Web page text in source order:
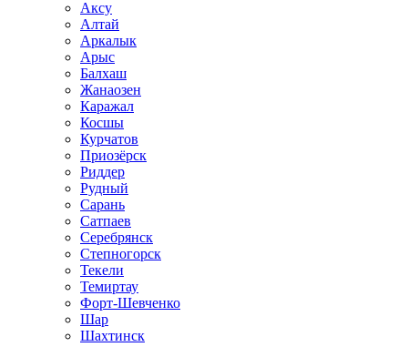
Аксу
Алтай
Аркалык
Арыс
Балхаш
Жанаозен
Каражал
Косшы
Курчатов
Приозёрск
Риддер
Рудный
Сарань
Сатпаев
Серебрянск
Степногорск
Текели
Темиртау
Форт-Шевченко
Шар
Шахтинск